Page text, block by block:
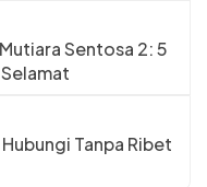
Sentosa 2: 5
Tanpa Ribet